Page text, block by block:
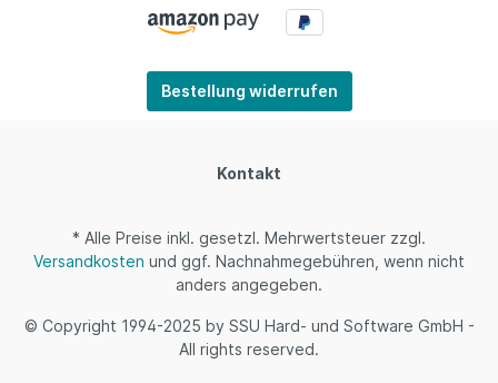
Bestellung widerrufen
Kontakt
* Alle Preise inkl. gesetzl. Mehrwertsteuer zzgl.
Versandkosten und ggf. Nachnahmegebühren, wenn nicht
anders angegeben.
© Copyright 1994-2025 by SSU Hard- und Software GmbH -
All rights reserved.